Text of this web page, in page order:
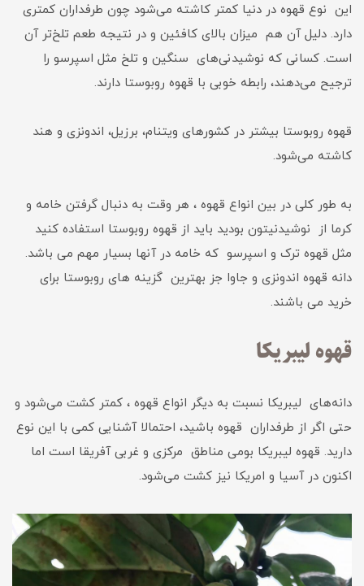
این نوع قهوه در دنیا کمتر کاشته می‌شود چون طرفداران کمتری
دارد. دلیل آن هم میزان بالای کافئین و در نتیجه طعم تلخ‌تر آن
است. کسانی که نوشیدنی‌های سنگین و تلخ مثل اسپرسو را
ترجیح می‌دهند، رابطه خوبی با قهوه روبوستا دارند.
قهوه روبوستا بیشتر در کشورهای ویتنام، برزیل، اندونزی و هند
کاشته می‌شود.
به طور کلی در بین انواع قهوه ، هر وقت به دنبال گرفتن خامه و
کرما از نوشیدنیتون بودید باید از قهوه روبوستا استفاده کنید
مثل قهوه ترک و اسپرسو که خامه در آنها بسیار مهم می باشد.
دانه قهوه اندونزی و جاوا جز بهترین گزینه های روبوستا برای
خرید می باشند.
قهوه لیبریکا
دانه‌های لیبریکا نسبت به دیگر انواع قهوه ، کمتر کشت می‌شود و
حتی اگر از طرفداران قهوه باشید، احتمالا آشنایی کمی با این نوع
دارید. قهوه لیبریکا بومی مناطق مرکزی و غربی آفریقا است اما
اکنون در آسیا و امریکا نیز کشت می‌شود.